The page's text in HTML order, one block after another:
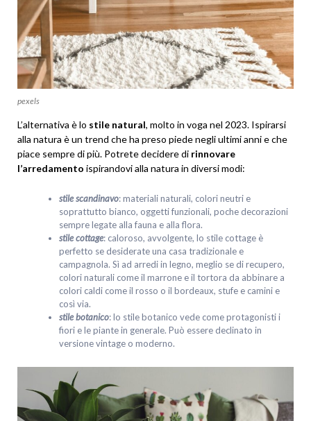
pexels
L’alternativa è lo stile natural, molto in voga nel 2023. Ispirarsi
alla natura è un trend che ha preso piede negli ultimi anni e che
piace sempre di più. Potrete decidere di rinnovare
l’arredamento ispirandovi alla natura in diversi modi:
stile scandinavo: materiali naturali, colori neutri e
soprattutto bianco, oggetti funzionali, poche decorazioni
sempre legate alla fauna e alla flora.
stile cottage: caloroso, avvolgente, lo stile cottage è
perfetto se desiderate una casa tradizionale e
campagnola. Sì ad arredi in legno, meglio se di recupero,
colori naturali come il marrone e il tortora da abbinare a
colori caldi come il rosso o il bordeaux, stufe e camini e
così via.
stile botanico: lo stile botanico vede come protagonisti i
fiori e le piante in generale. Può essere declinato in
versione vintage o moderno.